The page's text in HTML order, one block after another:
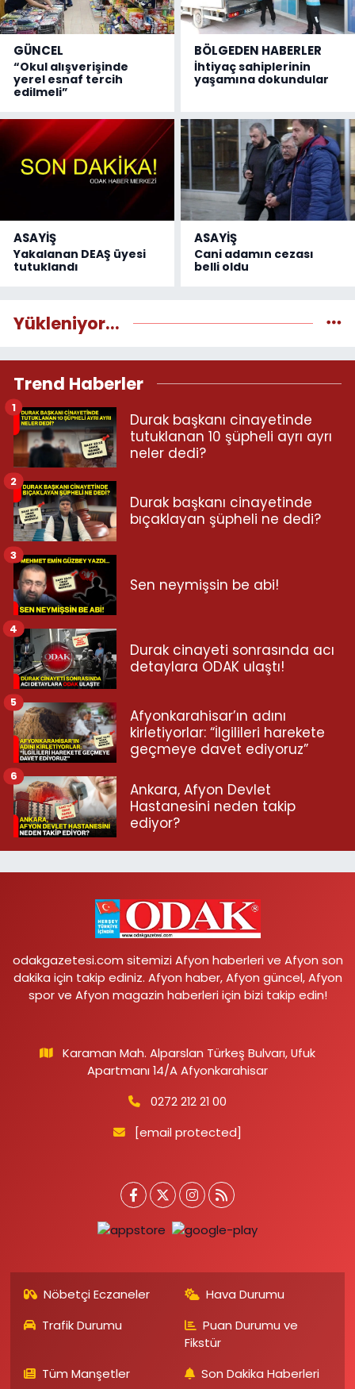
GÜNCEL
“Okul alışverişinde
yerel esnaf tercih
edilmeli”
BÖLGEDEN HABERLER
İhtiyaç sahiplerinin
yaşamına dokundular
ASAYİŞ
Yakalanan DEAŞ üyesi
tutuklandı
ASAYİŞ
Cani adamın cezası
belli oldu
Yükleniyor...
Trend Haberler
Durak başkanı cinayetinde
tutuklanan 10 şüpheli ayrı ayrı
neler dedi?
1
Durak başkanı cinayetinde
bıçaklayan şüpheli ne dedi?
2
Sen neymişsin be abi!
3
Durak cinayeti sonrasında acı
detaylara ODAK ulaştı!
4
Afyonkarahisar’ın adını
kirletiyorlar: “İlgilileri harekete
geçmeye davet ediyoruz”
5
Ankara, Afyon Devlet
Hastanesini neden takip
ediyor?
6
odakgazetesi.com sitemizi Afyon haberleri ve Afyon son
dakika için takip ediniz. Afyon haber, Afyon güncel, Afyon
spor ve Afyon magazin haberleri için bizi takip edin!
Karaman Mah. Alparslan Türkeş Bulvarı, Ufuk
Apartmanı 14/A Afyonkarahisar
0272 212 21 00
[email protected]
Nöbetçi Eczaneler
Hava Durumu
Trafik Durumu
Puan Durumu ve
Fikstür
Tüm Manşetler
Son Dakika Haberleri